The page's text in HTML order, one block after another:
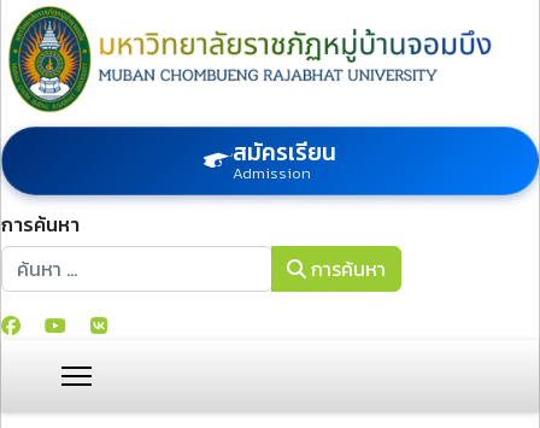
สมัครเรียน
Admission
การค้นหา
การค้นหา
การค้นหา